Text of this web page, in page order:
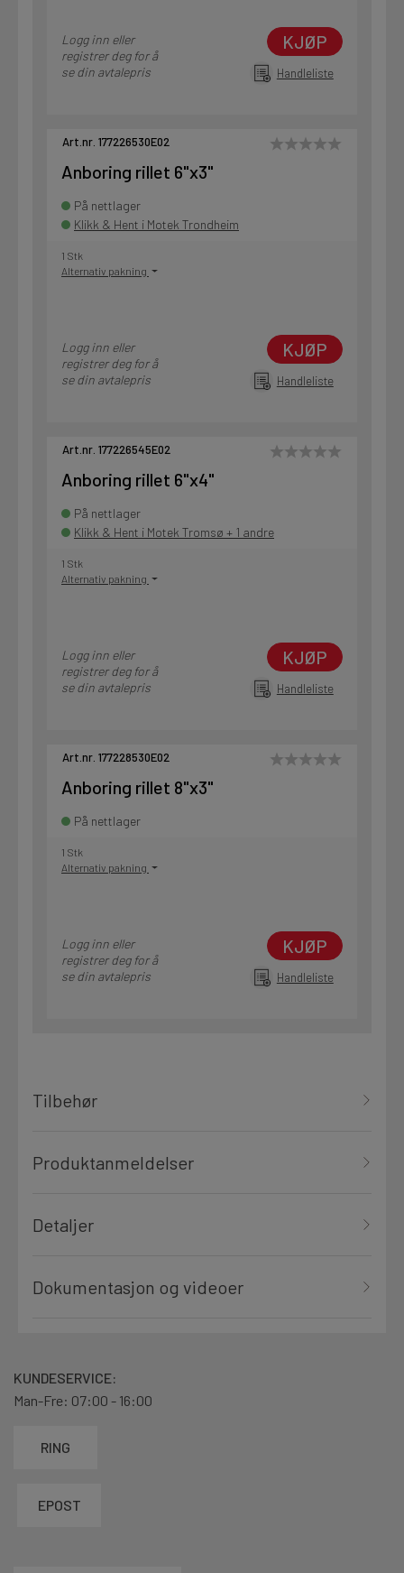
Logg inn eller
registrer deg for å
se din avtalepris
KJØP
Handleliste
Art.nr. 177226530E02
Anboring rillet 6"x3"
På nettlager
Klikk & Hent i Motek Trondheim
1 Stk
Alternativ pakning
Logg inn eller
registrer deg for å
se din avtalepris
KJØP
Handleliste
Art.nr. 177226545E02
Anboring rillet 6"x4"
På nettlager
Klikk & Hent i Motek Tromsø + 1 andre
1 Stk
Alternativ pakning
Logg inn eller
registrer deg for å
se din avtalepris
KJØP
Handleliste
Art.nr. 177228530E02
Anboring rillet 8"x3"
På nettlager
1 Stk
Alternativ pakning
Logg inn eller
registrer deg for å
se din avtalepris
KJØP
Handleliste
Tilbehør
Produktanmeldelser
Detaljer
Dokumentasjon og videoer
KUNDESERVICE:
Man-Fre: 07:00 - 16:00
RING
EPOST